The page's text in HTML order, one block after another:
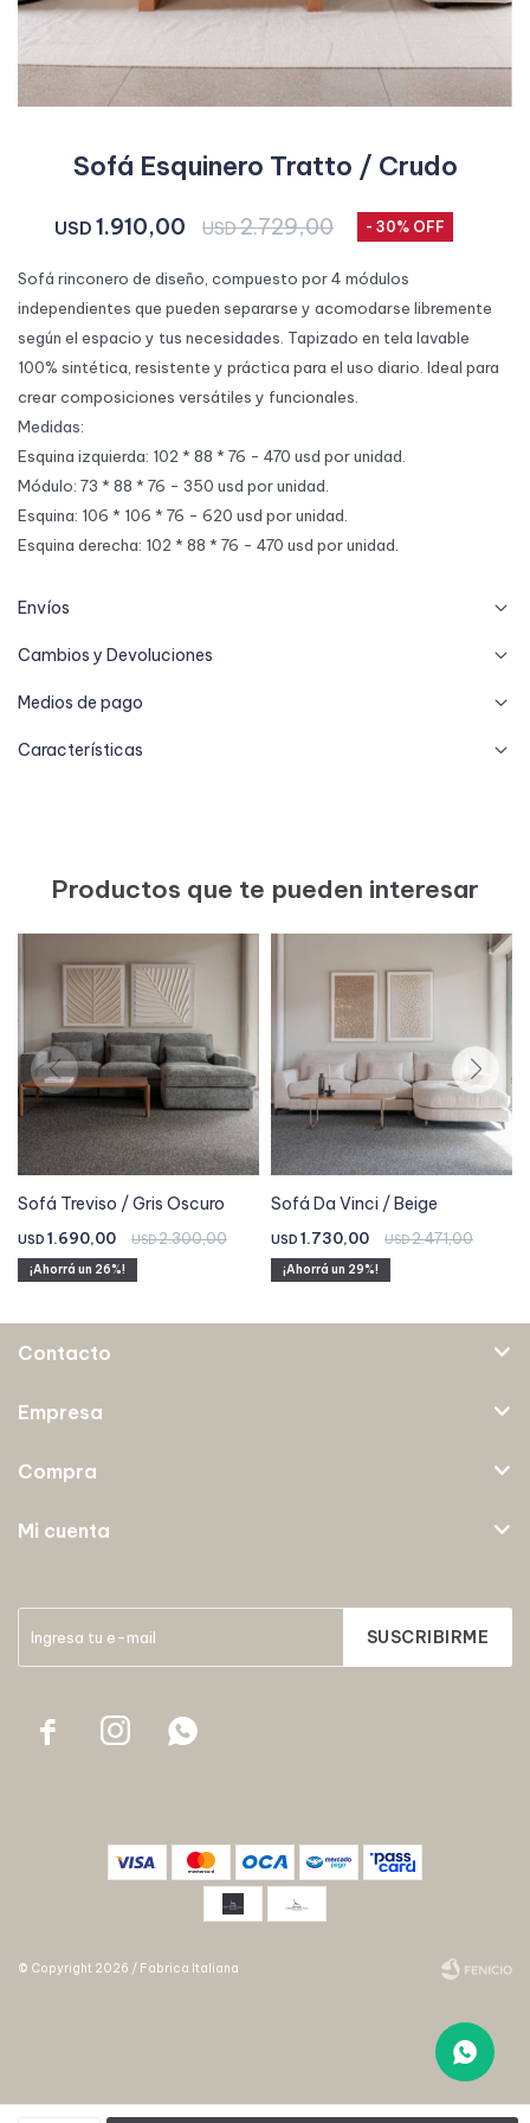
Sofá Esquinero Tratto / Crudo
USD 1.910,00 USD2.729,00 30
Sofá rinconero de diseño, compuesto por 4 módulos
independientes que pueden separarse y acomodarse libremente
según el espacio y tus necesidades. Tapizado en tela lavable
100% sintética, resistente y práctica para el uso diario. Ideal para
crear composiciones versátiles y funcionales.
Medidas:
Esquina izquierda: 102 * 88 * 76 - 470 usd por unidad.
Módulo: 73 * 88 * 76 - 350 usd por unidad.
Esquina: 106 * 106 * 76 - 620 usd por unidad.
Esquina derecha: 102 * 88 * 76 - 470 usd por unidad.
Envíos
Cambios y Devoluciones
Medios de pago
Características
Productos que te pueden interesar
Sofá Treviso / Gris Oscuro
USD 1.690,00 USD2.300,00
26
Sofá Da Vinci / Beige
USD 1.730,00 USD2.471,00
29
SUSCRIBIRME
  
Contacto
Empresa
Compra
Mi cuenta
© Copyright 2026 / Fabrica Italiana